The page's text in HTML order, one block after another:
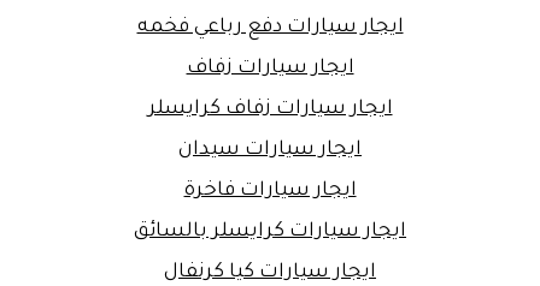
ايجار سيارات دفع رباعي فخمه
ايجار سيارات زفاف
ايجار سيارات زفاف كرايسلر
ايجار سيارات سيدان
ايجار سيارات فاخرة
ايجار سيارات كرايسلر بالسائق
ايجار سيارات كيا كرنفال